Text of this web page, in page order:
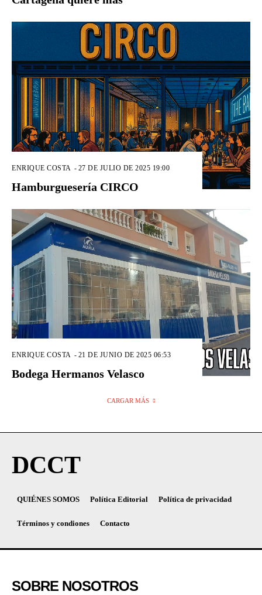
ENRIQUE COSTA - 27 DE JULIO DE 2025 19:00
Hamburguesería CIRCO
ENRIQUE COSTA - 21 DE JUNIO DE 2025 06:53
Bodega Hermanos Velasco
CARGAR MÁS
DCCT
QUIÉNES SOMOS Política Editorial Política de privacidad
Términos y condiones Contacto
SOBRE NOSOTROS